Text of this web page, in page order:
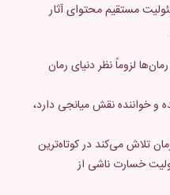
مستقیم محتوای آثار
لزوماً نظر دنیای رمان
و خواننده نقش میانجی دارد،
تلاش می‌کند در کوتاه‌ترین
خسارت ناشی از